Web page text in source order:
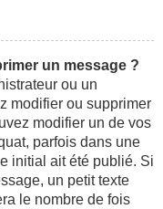
un message ?
ou un
modifier ou supprimer
modifier un de vos
parfois dans une
initial ait été publié. Si
un petit texte
le nombre de fois